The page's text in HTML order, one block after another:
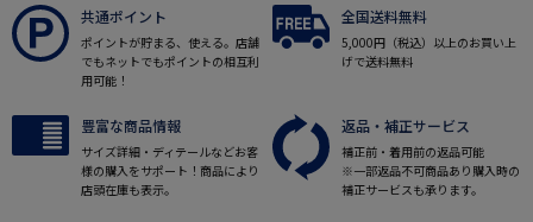
共通ポイント
ポイントが貯まる、使える。店舗
でもネットでもポイントの相互利
用可能！
全国送料無料
5,000円（税込）以上のお買い上
げで送料無料
豊富な商品情報
サイズ詳細・ディテールなどお客
様の購入をサポート！商品により
店頭在庫も表示。
返品・補正サービス
補正前・着用前の返品可能
※一部返品不可商品あり購入時の
補正サービスも承ります。